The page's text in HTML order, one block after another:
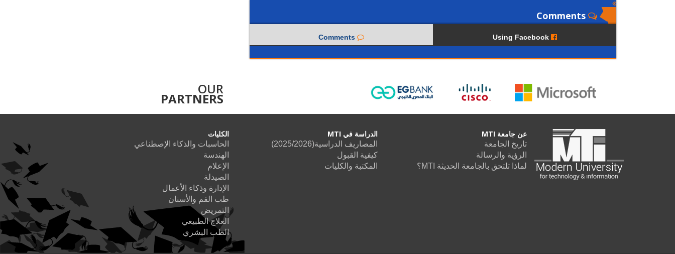
Using Facebook
OUR
PARTNERS
عن جامعة MTI
تاريخ الجامعة
الرؤية والرسالة
لماذا تلتحق بالجامعة الحديثة MTI؟
الدراسة في MTI
المصاريف الدراسية(2025/2026)
كيفية القبول
المكتبة والكليات
الكليات
الحاسبات والذكاء الإصطناعي
الهندسة
الإعلام
الصيدلة
الإدارة وذكاء الأعمال
طب الفم والأسنان
التمريض
العلاج الطبيعي
الطب البشري